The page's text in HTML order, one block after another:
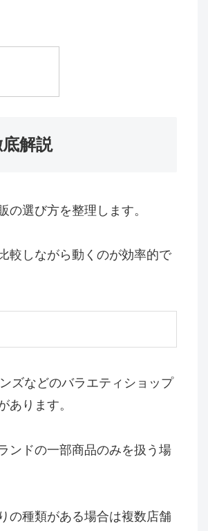
解説
選び方を整理します。
較しながら動くのが効率的で
ズなどのバラエティショップ
あります。
ンドの一部商品のみを扱う場
の種類がある場合は複数店舗